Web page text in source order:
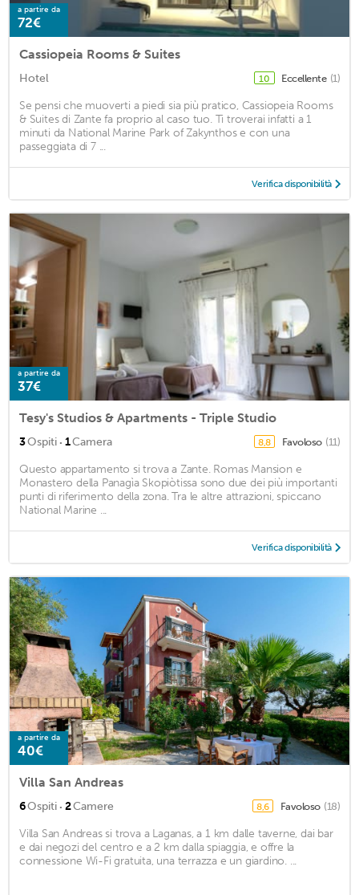
a partire da
72€
Cassiopeia Rooms & Suites
Hotel 10 Eccellente (1)
Se pensi che muoverti a piedi sia più pratico, Cassiopeia Rooms
& Suites di Zante fa proprio al caso tuo. Ti troverai infatti a 1
minuti da National Marine Park of Zakynthos e con una
passeggiata di 7 ...
Verifica disponibilità
a partire da
37€
Tesy's Studios & Apartments - Triple Studio
3Ospiti · 1Camera 8,8 Favoloso (11)
Questo appartamento si trova a Zante. Romas Mansion e
Monastero della Panagìa Skopiòtissa sono due dei più importanti
punti di riferimento della zona. Tra le altre attrazioni, spiccano
National Marine ...
Verifica disponibilità
a partire da
40€
Villa San Andreas
6Ospiti · 2Camere 8,6 Favoloso (18)
Villa San Andreas si trova a Laganas, a 1 km dalle taverne, dai bar
e dai negozi del centro e a 2 km dalla spiaggia, e offre la
connessione Wi-Fi gratuita, una terrazza e un giardino. ...